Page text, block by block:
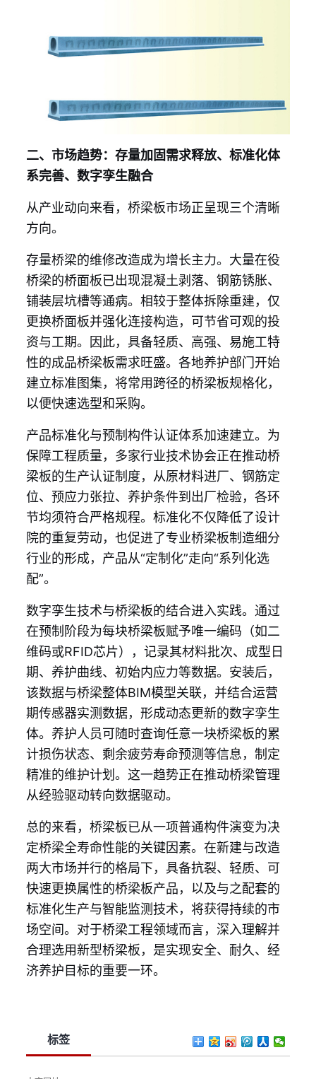
二、市场趋势：存量加固需求释放、标准化体
系完善、数字孪生融合
从产业动向来看，桥梁板市场正呈现三个清晰
方向。
存量桥梁的维修改造成为增长主力。大量在役
桥梁的桥面板已出现混凝土剥落、钢筋锈胀、
铺装层坑槽等通病。相较于整体拆除重建，仅
更换桥面板并强化连接构造，可节省可观的投
资与工期。因此，具备轻质、高强、易施工特
性的成品桥梁板需求旺盛。各地养护部门开始
建立标准图集，将常用跨径的桥梁板规格化，
以便快速选型和采购。
产品标准化与预制构件认证体系加速建立。为
保障工程质量，多家行业技术协会正在推动桥
梁板的生产认证制度，从原材料进厂、钢筋定
位、预应力张拉、养护条件到出厂检验，各环
节均须符合严格规程。标准化不仅降低了设计
院的重复劳动，也促进了专业桥梁板制造细分
行业的形成，产品从“定制化”走向“系列化选
配”。
数字孪生技术与桥梁板的结合进入实践。通过
在预制阶段为每块桥梁板赋予唯一编码（如二
维码或RFID芯片），记录其材料批次、成型日
期、养护曲线、初始内应力等数据。安装后，
该数据与桥梁整体BIM模型关联，并结合运营
期传感器实测数据，形成动态更新的数字孪生
体。养护人员可随时查询任意一块桥梁板的累
计损伤状态、剩余疲劳寿命预测等信息，制定
精准的维护计划。这一趋势正在推动桥梁管理
从经验驱动转向数据驱动。
总的来看，桥梁板已从一项普通构件演变为决
定桥梁全寿命性能的关键因素。在新建与改造
两大市场并行的格局下，具备抗裂、轻质、可
快速更换属性的桥梁板产品，以及与之配套的
标准化生产与智能监测技术，将获得持续的市
场空间。对于桥梁工程领域而言，深入理解并
合理选用新型桥梁板，是实现安全、耐久、经
济养护目标的重要一环。
标签